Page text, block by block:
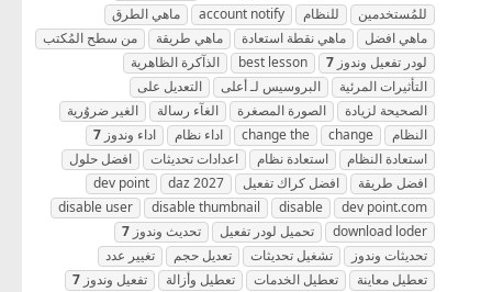
للمُستخدمين
للنظام account notify
ماهي الطرق
ماهي افضل
ماهي نقطة استعادة ماهي طريقة
من سطح المُكتب
لودر تفعيل وندوز 7
best lesson
الذآكرة الظاهرية
التأثيرات المرئية
البروسيس لـ أعلى
التعديل على
الصحيحة لزيادة
الصورة المصغرة الغآء رسالة
الغير ضروُرية
النظام
change
change the اداء نظام اداء وندوز 7
استعادة النظام
استعادة نظام اعدادات تحديثات
افضل حلول
افضل طريقة
افضل كراك تفعيل daz 2027
dev point
dev point.com
disable
disable thumbnail
disable user
download loder
تحميل لودر تفعيل تحديث وندوز 7
تحديثات وندوز
تشغيل تحديثات تعديل حجم
تغيير عدد
تعطيل معاينة
تعطيل الخدمات تعطيل وأزالة تفعيل وندوز 7